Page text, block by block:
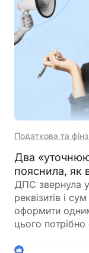
Податкова та
Два
пояснила, як
ДПС звернула
реквізитів і
оформити
цього
використанням
1